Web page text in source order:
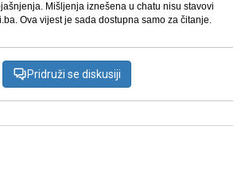
Mišljenja iznešena u chatu nisu stavovi
Ova vijest je sada dostupna samo za čitanje.
Pridruži se diskusiji